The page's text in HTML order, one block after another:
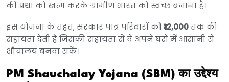
की प्रथा को खत्म करके ग्रामीण भारत को स्वच्छ बनाना है।
इस योजना के तहत, सरकार पात्र परिवारों को₹12,000तक की
सहायता देती है जिसकी सहायता से वे अपने घरों में आसानी से
शौचालय बनवा सकें।
PM Shauchalay Yojana (SBM) का उद्देश्य